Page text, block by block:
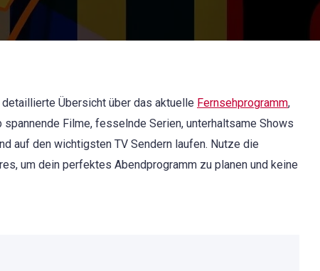
Übersicht über das aktuelle Fernsehprogramm,
Filme, fesselnde Serien, unterhaltsame Shows
auf den wichtigsten TV Sendern laufen. Nutze die
um dein perfektes Abendprogramm zu planen und keine